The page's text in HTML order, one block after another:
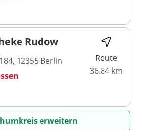
Rudow
12355 Berlin
Route
36.84 km
erweitern